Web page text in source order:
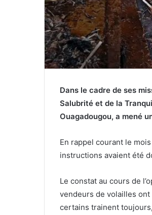
Dans le cadre de ses
Salubrité et de la
Ouagadougou, a mené
En rappel courant le
instructions avaient été
Le constat au cours de
vendeurs de volailles ont
certains trainent